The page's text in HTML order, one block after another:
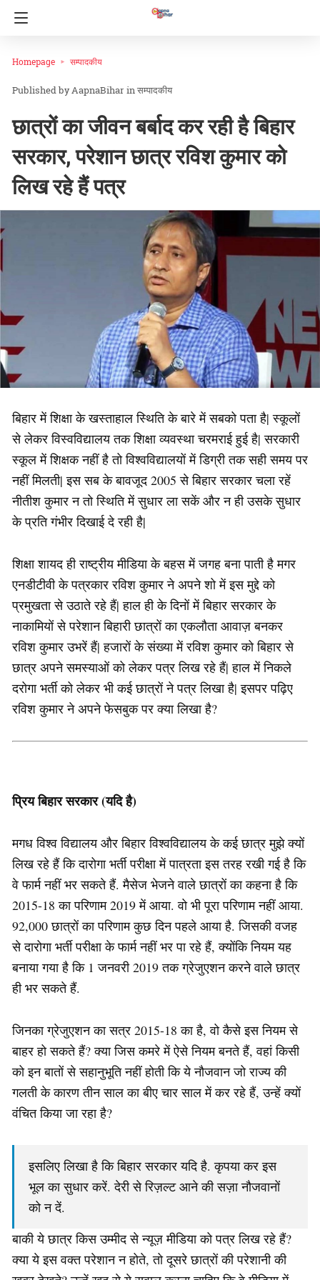
Homepage सम्पादकीय
AapnaBihar inसम्पादकीय
छात्रों का जीवन बर्बाद कर रही है बिहार
सरकार, परेशान छात्र रविश कुमार को
लिख रहे हैं पत्र
बिहार में शिक्षा के खस्ताहाल स्थिति के बारे में सबको पता है| स्कूलों
से लेकर विस्वविद्यालय तक शिक्षा व्यवस्था चरमराई हुई है| सरकारी
स्कूल में शिक्षक नहीं है तो विश्वविद्यालयों में डिग्री तक सही समय पर
नहीं मिलती| इस सब के बावजूद 2005 से बिहार सरकार चला रहें
नीतीश कुमार न तो स्थिति में सुधार ला सकें और न ही उसके सुधार
के प्रति गंभीर दिखाई दे रही है|
शिक्षा शायद ही राष्ट्रीय मीडिया के बहस में जगह बना पाती है मगर
एनडीटीवी के पत्रकार रविश कुमार ने अपने शो में इस मुद्दे को
प्रमुखता से उठाते रहे हैं| हाल ही के दिनों में बिहार सरकार के
नाकामियों से परेशान बिहारी छात्रों का एकलौता आवाज़ बनकर
रविश कुमार उभरें हैं| हजारों के संख्या में रविश कुमार को बिहार से
छात्र अपने समस्याओं को लेकर पत्र लिख रहे हैं| हाल में निकले
दरोगा भर्ती को लेकर भी कई छात्रों ने पत्र लिखा है| इसपर पढ़िए
रविश कुमार ने अपने फेसबुक पर क्या लिखा है?
प्रिय बिहार सरकार (यदि है)
मगध विश्व विद्यालय और बिहार विश्वविद्यालय के कई छात्र मुझे क्यों
लिख रहे हैं कि दारोगा भर्ती परीक्षा में पात्रता इस तरह रखी गई है कि
वे फार्म नहीं भर सकते हैं. मैसेज भेजने वाले छात्रों का कहना है कि
2015-18 का परिणाम 2019 में आया. वो भी पूरा परिणाम नहीं आया.
92,000 छात्रों का परिणाम कुछ दिन पहले आया है. जिसकी वजह
से दारोगा भर्ती परीक्षा के फार्म नहीं भर पा रहे हैं, क्योंकि नियम यह
बनाया गया है कि 1 जनवरी 2019 तक ग्रेजुएशन करने वाले छात्र
ही भर सकते हैं.
जिनका ग्रेजुएशन का सत्र 2015-18 का है, वो कैसे इस नियम से
बाहर हो सकते हैं? क्या जिस कमरे में ऐसे नियम बनते हैं, वहां किसी
को इन बातों से सहानुभूति नहीं होती कि ये नौजवान जो राज्य की
गलती के कारण तीन साल का बीए चार साल में कर रहे हैं, उन्हें क्यों
वंचित किया जा रहा है?
इसलिए लिखा है कि बिहार सरकार यदि है. कृपया कर इस
भूल का सुधार करें. देरी से रिज़ल्ट आने की सज़ा नौजवानों
को न दें.
बाकी ये छात्र किस उम्मीद से न्यूज़ मीडिया को पत्र लिख रहे हैं?
क्या ये इस वक्त परेशान न होते, तो दूसरे छात्रों की परेशानी की